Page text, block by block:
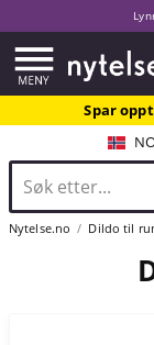
Spar
Nytelse.no Dildo til